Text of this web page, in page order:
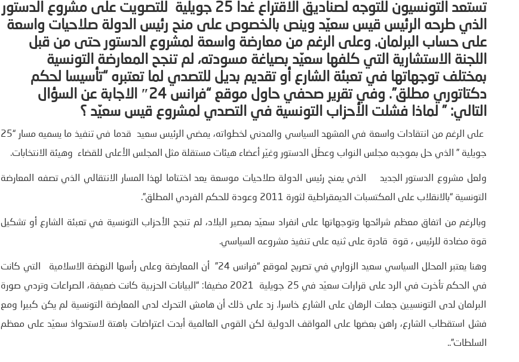
تستعد التونسيون للتوجه لصناديق الاقتراع غدا 25 جويلية للتصويت على مشروع الدستور
الذي طرحه الرئيس قيس سعيّد وينص بالخصوص على منح رئيس الدولة صلاحيات واسعة
على حساب البرلمان. وعلى الرغم من معارضة واسعة لمشروع الدستور حتى من قبل
اللجنة الاستشارية التي كلفها سعيّد بصياغة مسودته، لم تنجح المعارضة التونسية
بمختلف توجهاتها في تعبئة الشارع أو تقديم بديل للتصدي لما تعتبره “تأسيسا لحكم
دكتاتوري مطلق”. وفي تقرير صحفي حاول موقع “فرانس 24″ الاجابة عن السؤال
التالي: ” لماذا فشلت الأحزاب التونسية في التصدي لمشروع قيس سعيّد ؟
على الرغم من انتقادات واسعة في المشهد السياسي والمدني لخطواته، يمضي الرئيس سعيد قدما في تنفيذ ما يسميه مسار “25
جويلية ” الذي حل بموجبه مجلس النواب وعطّل الدستور وغيّر أعضاء هيئات مستقلة مثل المجلس الأعلى للقضاء وهيئة الانتخابات.
ولعل مشروع الدستور الجديد
الذي يمنح رئيس الدولة صلاحيات موسعة يعد اختتاما لهذا المسار الانتقالي الذي تصفه المعارضة
التونسية “بالانقلاب على المكتسبات الديمقراطية لثورة 2011 وعودة للحكم الفردي المطلق”.
وبالرغم من اتفاق معظم شرائحها وتوجهاتها على انفراد سعيّد بمصير البلاد، لم تنجح الأحزاب التونسية في تعبئة الشارع أو تشكيل
قوة مضادة للرئيس ، قوة قادرة على ثنيه على تنفيذ مشروعه السياسي.
وهنا يعتبر المحلل السياسي سعيد الزواري في تصريح لموقع “فرانس 24” أن المعارضة وعلى رأسها النهضة الاسلامية
التي كانت
في الحكم تأخرت في الرد على قرارات سعيّد في 25 جويلية 2021 مضيفا: “البيانات الحزبية كانت ضعيفة، الصراعات وتردي صورة
البرلمان لدى التونسيين جعلت الرهان على الشارع خاسرا. زد على ذلك أن هامش التحرك لدى المعارضة التونسية لم يكن كبيرا ومع
فشل استقطاب الشارع، راهن بعضها على المواقف الدولية لكن القوى العالمية أبدت اعتراضات باهتة لاستحواذ سعيّد على معظم
السلطات”..